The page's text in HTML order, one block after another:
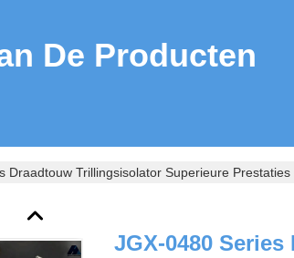
De Producten
Draadtouw Trillingsisolator Superieure
JGX-0480